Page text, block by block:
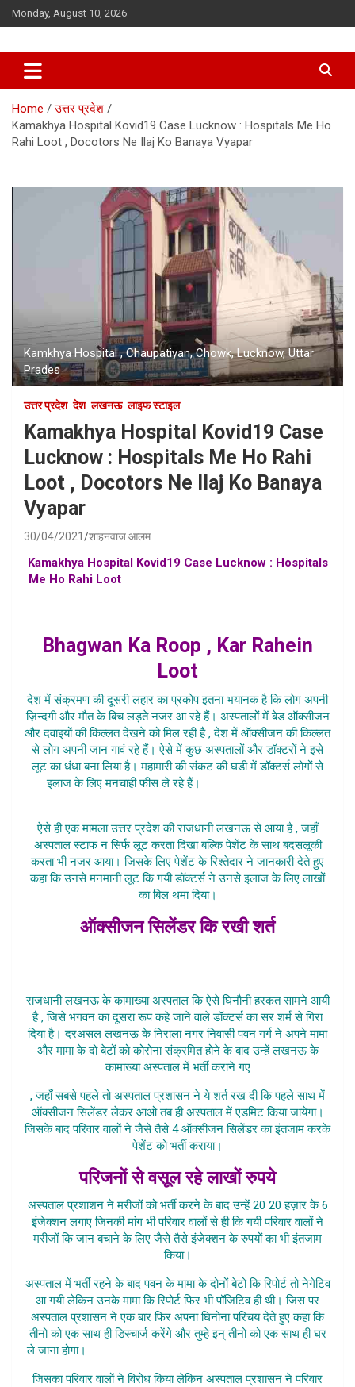
Skip
to
Monday, August 10, 2026
Home
उत्तर प्रदेश
Kamakhya Hospital Kovid19 Case Lucknow : Hospitals Me Ho
Rahi Loot , Docotors Ne Ilaj Ko Banaya Vyapar
Kamkhya Hospital , Chaupatiyan, Chowk, Lucknow, Uttar
Prades
उत्तर प्रदेश देश लखनऊ लाइफ स्टाइल
Kamakhya Hospital Kovid19 Case
Lucknow : Hospitals Me Ho Rahi
Loot , Docotors Ne Ilaj Ko Banaya
Vyapar
30/04/2021 शाहनवाज आलम
Kamakhya Hospital Kovid19 Case Lucknow : Hospitals
Me Ho Rahi Loot
Bhagwan Ka Roop , Kar Rahein
Loot
देश में संक्रमण की दूसरी लहार का प्रकोप इतना भयानक है कि लोग अपनी
ज़िन्दगी और मौत के बिच लड़ते नजर आ रहे हैं। अस्पतालों में बेड ऑक्सीजन
और दवाइयों की किल्लत देखने को मिल रही है , देश में ऑक्सीजन की किल्लत
से लोग अपनी जान गावं रहे हैं।ऐसे में कुछ अस्पतालों और डॉक्टरों ने इसे
लूट का धंधा बना लिया है। महामारी की संकट की घडी में डॉक्टर्स लोगों से
इलाज के लिए मनचाही फीस ले रहे हैं।
ऐसे ही एक मामला उत्तर प्रदेश की राजधानी लखनऊ से आया है , जहाँ
अस्पताल स्टाफ न सिर्फ लूट करता दिखा बल्कि पेशेंट के साथ बदसलूकी
करता भी नजर आया। जिसके लिए पेशेंट के रिश्तेदार ने जानकारी देते हुए
कहा कि उनसे मनमानी लूट कि गयी डॉक्टर्स ने उनसे इलाज के लिए लाखों
का बिल थमा दिया।
ऑक्सीजन सिलेंडर कि रखी शर्त
राजधानी लखनऊ के कामाख्या अस्पताल कि ऐसे घिनौनी हरकत सामने आयी
है , जिसे भगवन का दूसरा रूप कहे जाने वाले डॉक्टर्स का सर शर्म से गिरा
दिया है। दरअसल लखनऊ के निराला नगर निवासी पवन गर्ग ने अपने मामा
और मामा के दो बेटों को कोरोना संक्रमित होने के बाद उन्हें लखनऊ के
कामाख्या अस्पताल में भर्ती कराने गए
, जहाँ सबसे पहले तो अस्पताल प्रशासन ने ये शर्त रख दी कि पहले साथ में
ऑक्सीजन सिलेंडर लेकर आओ तब ही अस्पताल में एडमिट किया जायेगा।
जिसके बाद परिवार वालों ने जैसे तैसे 4 ऑक्सीजन सिलेंडर का इंतजाम करके
पेशेंट को भर्ती कराया।
परिजनों से वसूल रहे लाखों रुपये
अस्पताल प्रशाशन ने मरीजों को भर्ती करने के बाद उन्हें 20 20 हज़ार के 6
इंजेक्शन लगाए जिनकी मांग भी परिवार वालों से ही कि गयी परिवार वालों ने
मरीजों कि जान बचाने के लिए जैसे तैसे इंजेक्शन के रुपयों का भी इंतजाम
किया।
अस्पताल में भर्ती रहने के बाद पवन के मामा के दोनों बेटो कि रिपोर्ट तो नेगेटिव
आ गयी लेकिन उनके मामा कि रिपोर्ट फिर भी पॉजिटिव ही थी। जिस पर
अस्पताल प्रशासन ने एक बार फिर अपना घिनोना परिचय देते हुए कहा कि
तीनो को एक साथ ही डिस्चार्ज करेंगे और तुम्हे इन् तीनो को एक साथ ही घर
ले जाना होगा।
जिसका परिवार वालों ने विरोध किया लेकिन अस्पताल प्रशासन ने परिवार